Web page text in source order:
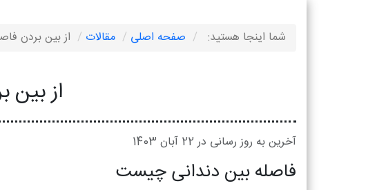
شما اینجا هستید: صفحه اصلی مقالات از بین بردن
از بین
آخرین به روز رسانی در 22 آبان 1403
فاصله بین دندانی چیست